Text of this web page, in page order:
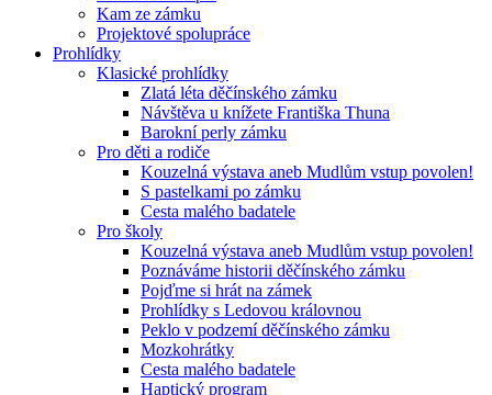
Kam ze zámku
Projektové spolupráce
Prohlídky
Klasické prohlídky
Zlatá léta děčínského zámku
Návštěva u knížete Františka Thuna
Barokní perly zámku
Pro děti a rodiče
Kouzelná výstava aneb Mudlům vstup povolen!
S pastelkami po zámku
Cesta malého badatele
Pro školy
Kouzelná výstava aneb Mudlům vstup povolen!
Poznáváme historii děčínského zámku
Pojďme si hrát na zámek
Prohlídky s Ledovou královnou
Peklo v podzemí děčínského zámku
Mozkohrátky
Cesta malého badatele
Haptický program